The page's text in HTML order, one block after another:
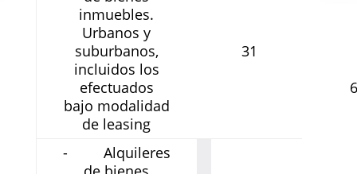
inmuebles.
Urbanos y
suburbanos,
incluidos los
efectuados
bajo modalidad
de leasing
31
- Alquileres